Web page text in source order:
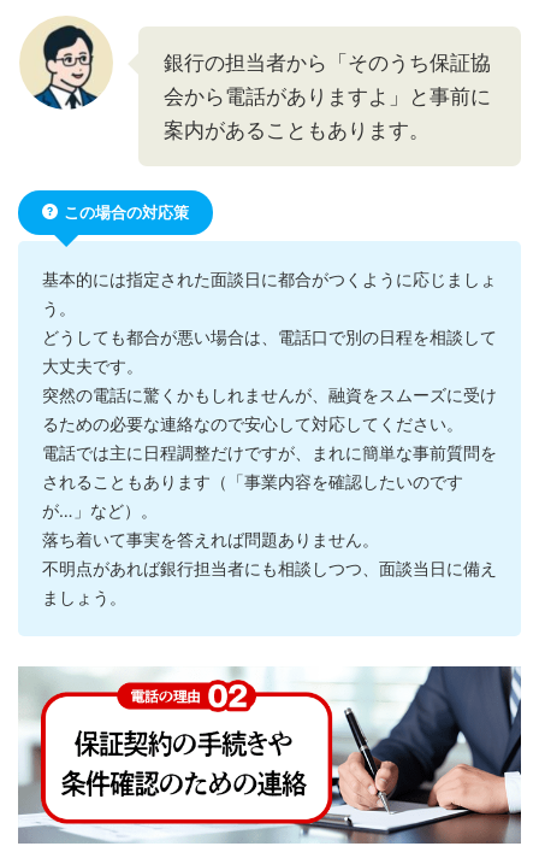
銀行の担当者から「そのうち保証協
会から電話がありますよ」と事前に
案内があることもあります。
この場合の対応策
基本的には指定された面談日に都合がつくように応じましょ
う。
どうしても都合が悪い場合は、電話口で別の日程を相談して
大丈夫です。
突然の電話に驚くかもしれませんが、融資をスムーズに受け
るための必要な連絡なので安心して対応してください。
電話では主に日程調整だけですが、まれに簡単な事前質問を
されることもあります（「事業内容を確認したいのです
が…」など）。
落ち着いて事実を答えれば問題ありません。
不明点があれば銀行担当者にも相談しつつ、面談当日に備え
ましょう。